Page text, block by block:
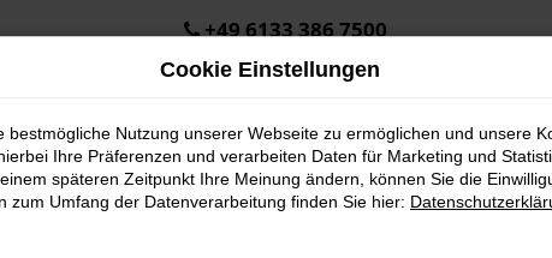
+49 6133 386 7500
Cookie Einstellungen
bestmögliche Nutzung unserer Webseite zu ermöglichen und unsere
Ihre Präferenzen und verarbeiten Daten für Marketing und
späteren Zeitpunkt Ihre Meinung ändern, können Sie die
zum Umfang der Datenverarbeitung finden Sie hier: